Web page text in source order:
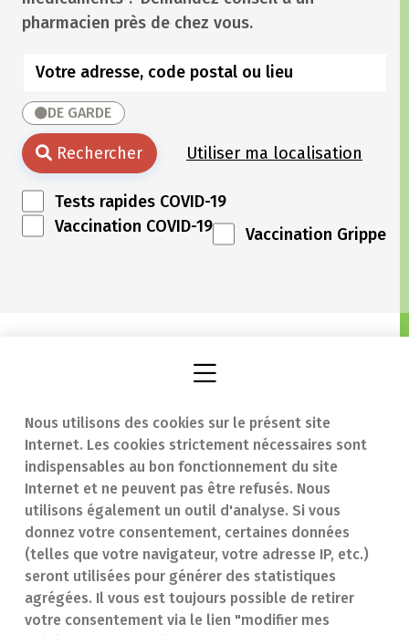
Nous utilisons des cookies sur le présent site
Internet. Les cookies strictement nécessaires sont
indispensables au bon fonctionnement du site
Internet et ne peuvent pas être refusés. Nous
utilisons également un outil d'analyse. Si vous
donnez votre consentement, certaines données
(telles que votre navigateur, votre adresse IP, etc.)
seront utilisées pour générer des statistiques
agrégées. Il vous est toujours possible de retirer
votre consentement via le lien "modifier mes
pharmacien près de chez vous.
DE GARDE
Rechercher Utiliser ma localisation
Tests rapides COVID-19
Vaccination COVID-19
Vaccination Grippe
Trouver une
pharmacie
Notre expertise
Maladies
Médicaments
En cas d'urgence
Contact
Questions
fréquentes (FAQ)